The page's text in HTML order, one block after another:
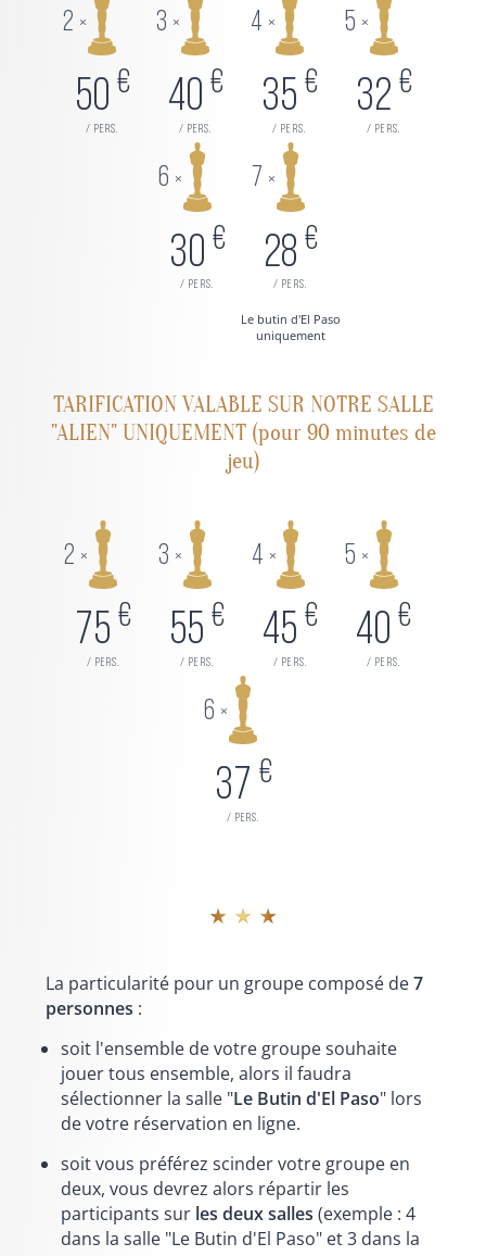
2 ×
50 €
/ pers.
3 ×
40 €
/ pers.
4 ×
35 €
/ pers.
5 ×
32 €
/ pers.
6 ×
30 €
/ pers.
7 ×
28 €
/ pers.
Le butin d'El Paso
uniquement
TARIFICATION VALABLE SUR NOTRE SALLE
"ALIEN" UNIQUEMENT (pour 90 minutes de
jeu)
2 ×
75 €
/ pers.
3 ×
55 €
/ pers.
4 ×
45 €
/ pers.
5 ×
40 €
/ pers.
6 ×
37 €
/ pers.
★ ★ ★
La particularité pour un groupe composé de7
personnes :
soit l'ensemble de votre groupe souhaite
jouer tous ensemble, alors il faudra
sélectionner la salle "Le Butin d'El Paso" lors
de votre réservation en ligne.
soit vous préférez scinder votre groupe en
deux, vous devrez alors répartir les
participants sur les deux salles (exemple : 4
dans la salle "Le Butin d'El Paso" et 3 dans la